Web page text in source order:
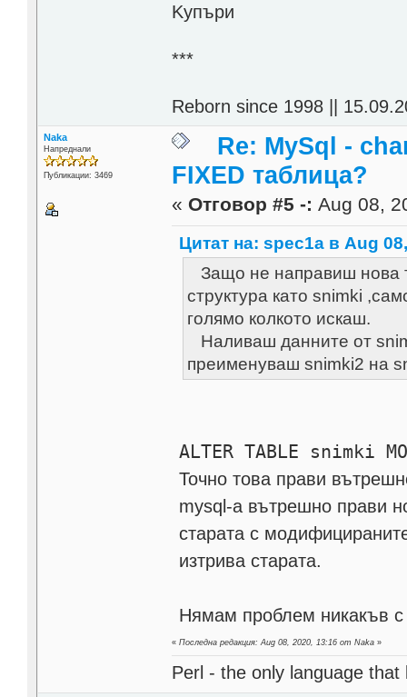
Kупъри
***
Reborn since 1998 ||
Naka
Напреднали
Публикации: 3469
Re: MySql -
FIXED таблица?
« Отговор #5 -: Aug 08,
Цитат на: spec1a в Aug
Защо не направиш нова
структура като snimki
голямо колкото искаш.
Наливаш данните от
преименуваш snimki2 на
ALTER TABLE
Точно това прави
mysql-а вътрешно прави
старата с
изтрива старата.
Нямам проблем никакъв
«Последна редакция: Aug 08, 2020, 13:16 от Naka »
Perl - the only language